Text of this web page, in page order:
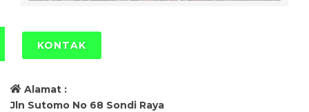
KONTAK
Alamat :
Jln Sutomo No 68 Sondi Raya